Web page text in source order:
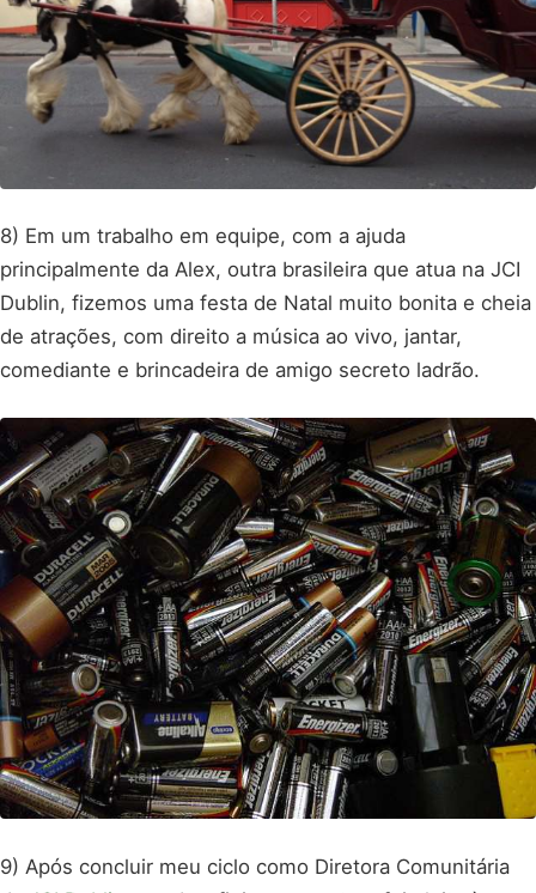
8) Em um trabalho em equipe, com a ajuda
principalmente da Alex, outra brasileira que atua na JCI
Dublin, fizemos uma festa de Natal muito bonita e cheia
de atrações, com direito a música ao vivo, jantar,
comediante e brincadeira de amigo secreto ladrão.
9) Após concluir meu ciclo como Diretora Comunitária